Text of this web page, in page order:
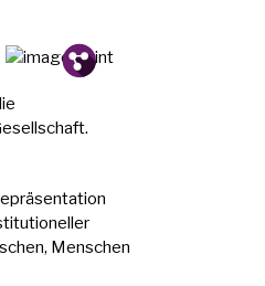
Fb.
Tw.
Pin.
Menschen